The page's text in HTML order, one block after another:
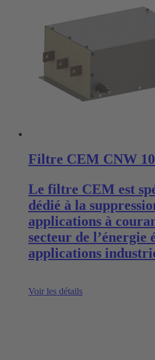
Filtre CEM CNW
Le filtre CEM est
dédié à la
applications à
secteur de l’énergie
applications
Voir les détails